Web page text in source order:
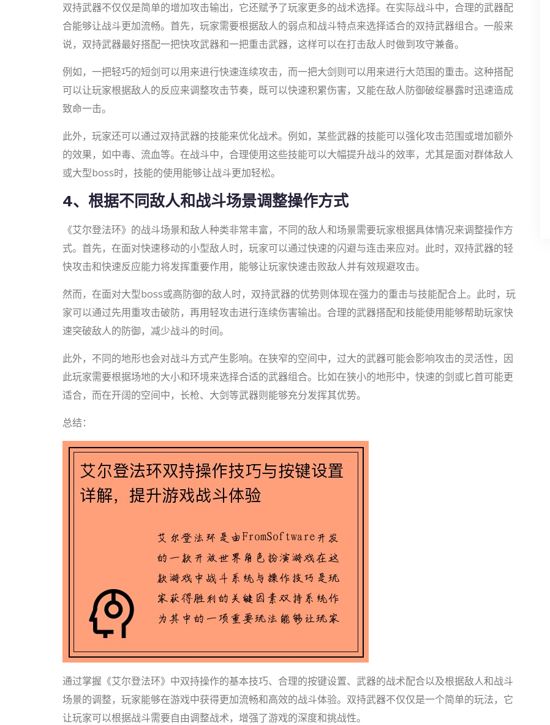
双持武器不仅仅是简单的增加攻击输出，它还赋予了玩家更多的战术选择。在实际战斗中，合理的武器配
合能够让战斗更加流畅。首先，玩家需要根据敌人的弱点和战斗特点来选择适合的双持武器组合。一般来
说，双持武器最好搭配一把快攻武器和一把重击武器，这样可以在打击敌人时做到攻守兼备。
例如，一把轻巧的短剑可以用来进行快速连续攻击，而一把大剑则可以用来进行大范围的重击。这种搭配
可以让玩家根据敌人的反应来调整攻击节奏，既可以快速积累伤害，又能在敌人防御破绽暴露时迅速造成
致命一击。
此外，玩家还可以通过双持武器的技能来优化战术。例如，某些武器的技能可以强化攻击范围或增加额外
的效果，如中毒、流血等。在战斗中，合理使用这些技能可以大幅提升战斗的效率，尤其是面对群体敌人
或大型boss时，技能的使用能够让战斗更加轻松。
4、根据不同敌人和战斗场景调整操作方式
《艾尔登法环》的战斗场景和敌人种类非常丰富，不同的敌人和场景需要玩家根据具体情况来调整操作方
式。首先，在面对快速移动的小型敌人时，玩家可以通过快速的闪避与连击来应对。此时，双持武器的轻
快攻击和快速反应能力将发挥重要作用，能够让玩家快速击败敌人并有效规避攻击。
然而，在面对大型boss或高防御的敌人时，双持武器的优势则体现在强力的重击与技能配合上。此时，玩
家可以通过先用重攻击破防，再用轻攻击进行连续伤害输出。合理的武器搭配和技能使用能够帮助玩家快
速突破敌人的防御，减少战斗的时间。
此外，不同的地形也会对战斗方式产生影响。在狭窄的空间中，过大的武器可能会影响攻击的灵活性，因
此玩家需要根据场地的大小和环境来选择合适的武器组合。比如在狭小的地形中，快速的剑或匕首可能更
适合，而在开阔的空间中，长枪、大剑等武器则能够充分发挥其优势。
总结：
通过掌握《艾尔登法环》中双持操作的基本技巧、合理的按键设置、武器的战术配合以及根据敌人和战斗
场景的调整，玩家能够在游戏中获得更加流畅和高效的战斗体验。双持武器不仅仅是一个简单的玩法，它
让玩家可以根据战斗需要自由调整战术，增强了游戏的深度和挑战性。